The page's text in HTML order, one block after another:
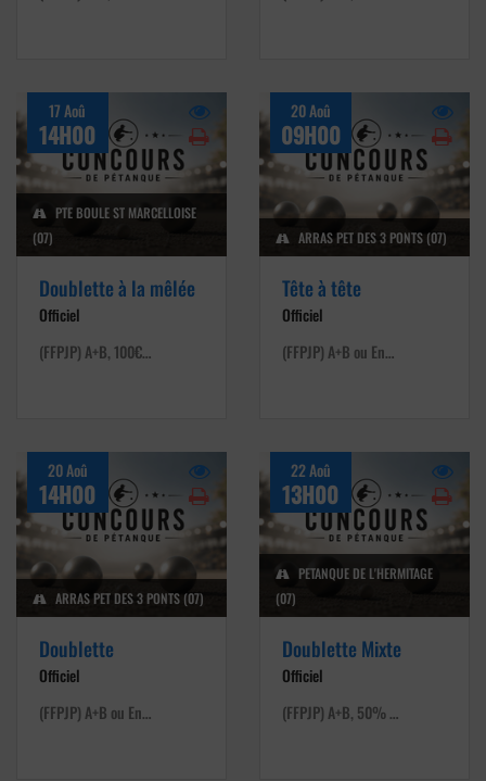
17 Aoû
14H00
PTE BOULE ST MARCELLOISE
(07)
Doublette à la mêlée
Officiel
(FFPJP) A+B, 100€…
20 Aoû
09H00
ARRAS PET DES 3 PONTS (07)
Tête à tête
Officiel
(FFPJP) A+B ou En…
20 Aoû
14H00
ARRAS PET DES 3 PONTS (07)
Doublette
Officiel
(FFPJP) A+B ou En…
22 Aoû
13H00
PETANQUE DE L'HERMITAGE
(07)
Doublette Mixte
Officiel
(FFPJP) A+B, 50% …